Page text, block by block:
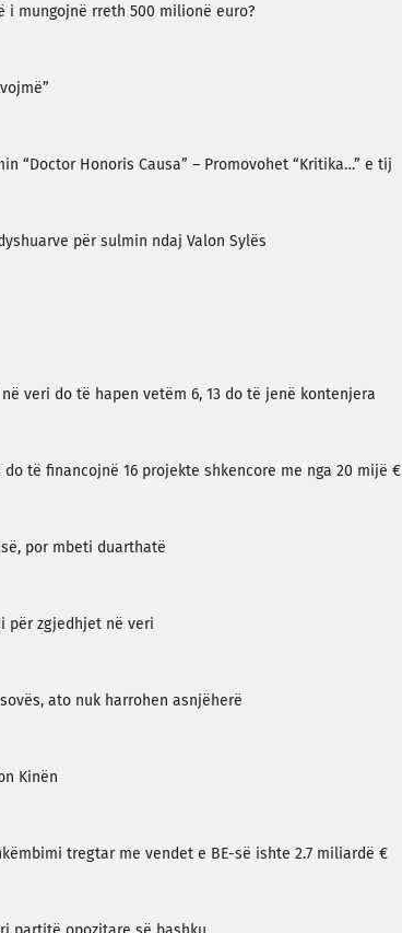
i mungojnë rreth 500 milionë euro?
“Doctor Honoris Causa” – Promovohet “Kritika…” e tij
për sulmin ndaj Valon Sylës
veri do të hapen vetëm 6, 13 do të jenë kontenjera
të financojnë 16 projekte shkencore me nga 20 mijë €
por mbeti duarthatë
për zgjedhjet në veri
ato nuk harrohen asnjëherë
Kinën
tregtar me vendet e BE-së ishte 2.7 miliardë €